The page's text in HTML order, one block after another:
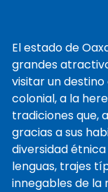
El estado de
grandes
visitar un
colonial, a la
tradiciones que,
gracias a sus
diversidad
lenguas, trajes
innegables de la